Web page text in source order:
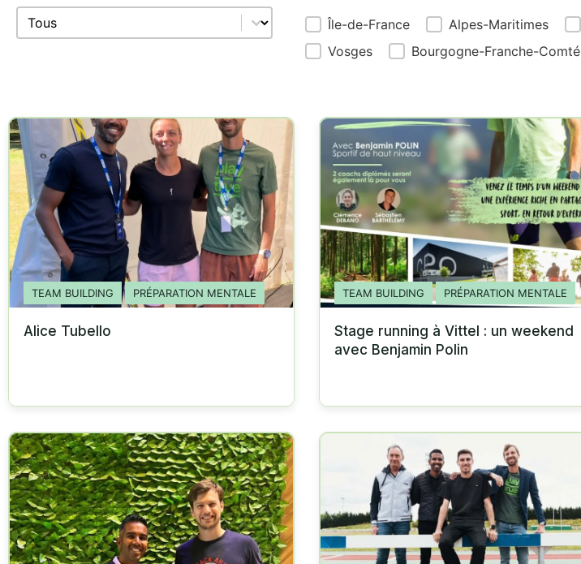
(Blog) Catégories
Sélectionnez le contenu (blog) Géolocalisation
Île-de-France Alpes-Maritimes
Vosges
Bourgogne-Franche-Comté
TEAM BUILDING PRÉPARATION MENTALE
Alice Tubello
TEAM BUILDING PRÉPARATION MENTALE
Stage running à Vittel : un weekend
avec Benjamin Polin